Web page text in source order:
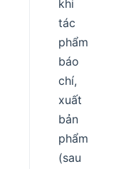
khi
tác
phẩm
báo
chí,
xuất
bản
phẩm
(sau